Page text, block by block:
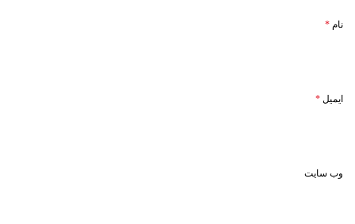
نام *
ایمیل *
وب‌ سایت